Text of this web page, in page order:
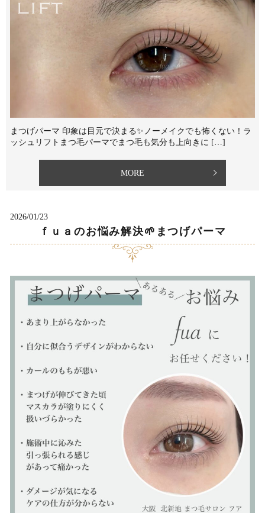
まつげパーマ 印象は目元で決まる✨ノーメイクでも怖くない！ラ
ッシュリフト⁡まつ毛パーマでまつ毛も気分も上向きに […]
MORE
2026/01/23
ｆｕａのお悩み解決🌱まつげパーマ